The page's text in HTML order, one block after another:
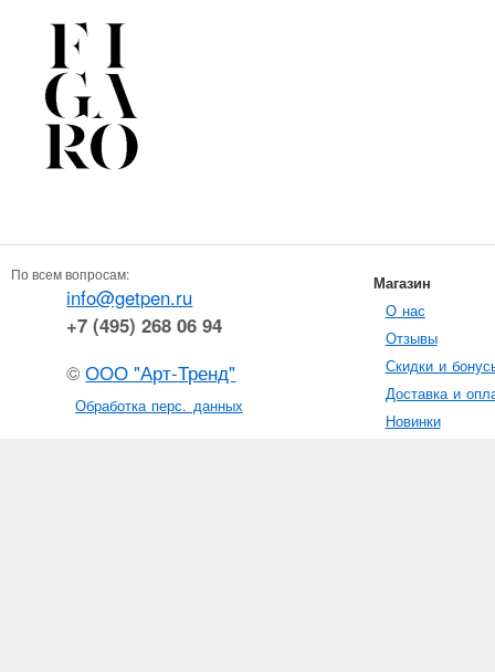
По всем вопросам:
info@getpen.ru
+7 (495) 268 06 94
©ООО "Арт-Тренд"
Обработка перс. данных
Магазин
О нас
Отзывы
Скидки и
Доставка и
Новинки